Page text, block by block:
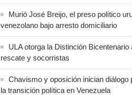
Murió José Breijo, el preso político
venezolano bajo arresto domiciliario
ULA otorga la Distinción Bicentenario
rescate y socorristas
Chavismo y oposición inician diálogo
la transición política en Venezuela